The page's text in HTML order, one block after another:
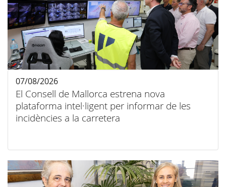
El Consell de Mallorca estrena nova
plataforma intel·ligent per informar de les
incidències a la carretera
07/08/2026